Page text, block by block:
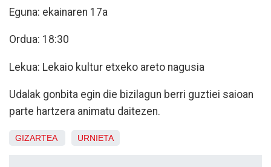
Eguna: ekainaren 17a
Ordua: 18:30
Lekua: Lekaio kultur etxeko areto nagusia
Udalak gonbita egin die bizilagun berri guztiei saioan
parte hartzera animatu daitezen.
GIZARTEA URNIETA